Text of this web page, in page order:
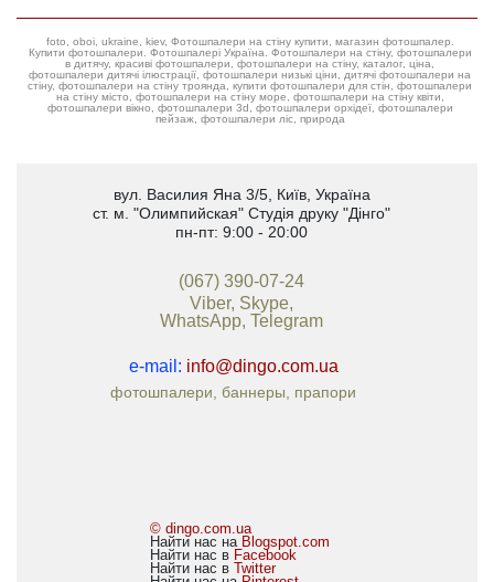
foto, oboi, ukraine, kiev, Фотошпалери на стіну купити, магазин фотошпалер.
Купити фотошпалери. Фотошпалері Україна. Фотошпалери на стіну, фотошпалери
в дитячу, красиві фотошпалери, фотошпалери на стіну, каталог, ціна,
фотошпалери дитячі ілюстрації, фотошпалери низькі ціни, дитячі фотошпалери на
стіну, фотошпалери на стіну троянда, купити фотошпалери для стін, фотошпалери
на стіну місто, фотошпалери на стіну море, фотошпалери на стіну квіти,
фотошпалери вікно, фотошпалери 3d, фотошпалери орхідеї, фотошпалери
пейзаж, фотошпалери ліс, природа
вул. Василия Яна 3/5, Київ, Україна
ст. м. "Олимпийская" Студія друку "Дінго"
пн-пт: 9:00 - 20:00
(067) 390-07-24
Viber, Skype,
WhatsApp, Telegram
e-mail: info@dingo.com.ua
фотошпалери, баннеры, прапори
© dingo.com.ua
Найти нас на Blogspot.com
Найти нас в Facebook
Найти нас в Twitter